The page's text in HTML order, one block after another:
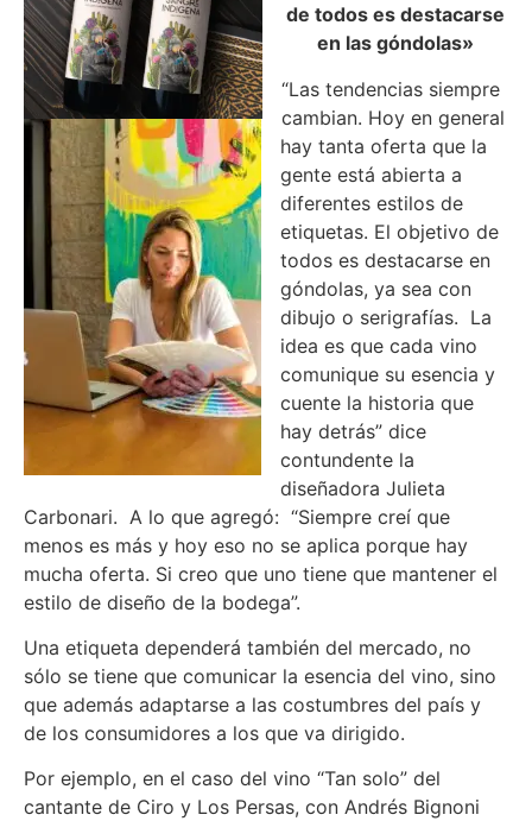
de todos es destacarse
en las góndolas»
“Las tendencias siempre
cambian. Hoy en general
hay tanta oferta que la
gente está abierta a
diferentes estilos de
etiquetas. El objetivo de
todos es destacarse en
góndolas, ya sea con
dibujo o serigrafías. La
idea es que cada vino
comunique su esencia y
cuente la historia que
hay detrás” dice
contundente la
diseñadora Julieta
Carbonari. A lo que agregó: “Siempre creí que
menos es más y hoy eso no se aplica porque hay
mucha oferta. Si creo que uno tiene que mantener el
estilo de diseño de la bodega”.
Una etiqueta dependerá también del mercado, no
sólo se tiene que comunicar la esencia del vino, sino
que además adaptarse a las costumbres del país y
de los consumidores a los que va dirigido.
Por ejemplo, en el caso del vino “Tan solo” del
cantante de Ciro y Los Persas, con Andrés Bignoni